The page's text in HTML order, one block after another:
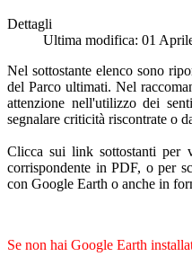
Dettagli
Ultima modifica: 01
Nel sottostante elenco sono
del Parco ultimati. Nel
attenzione nell'utilizzo dei
segnalare criticità riscontrate o
Clicca sui link sottostanti per
corrispondente in PDF, o per
con Google Earth o anche in
Se non hai Google Earth